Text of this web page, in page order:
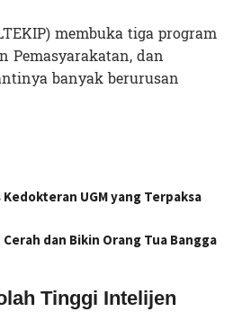
membuka tiga program
Pemasyarakatan, dan
banyak berurusan
UGM yang Terpaksa
dan Bikin Orang Tua Bangga
Tinggi Intelijen